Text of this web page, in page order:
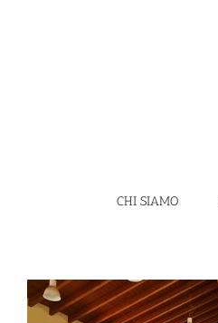
CHI SIAMO